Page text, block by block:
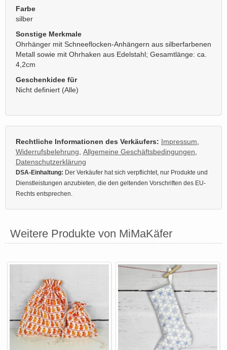
Farbe
silber
Sonstige Merkmale
Ohrhänger mit Schneeflocken-Anhängern aus silberfarbenen
Metall sowie mit Ohrhaken aus Edelstahl; Gesamtlänge: ca.
4,2cm
Geschenkidee für
Nicht definiert (Alle)
Rechtliche Informationen des Verkäufers: Impressum
Widerrufsbelehrung Allgemeine Geschäftsbedingungen
Datenschutzerklärung
DSA-Einhaltung: Der Verkäufer hat sich verpflichtet, nur Produkte und
Dienstleistungen anzubieten, die den geltenden Vorschriften des EU-
Rechts entsprechen.
Weitere Produkte von MiMaKäfer